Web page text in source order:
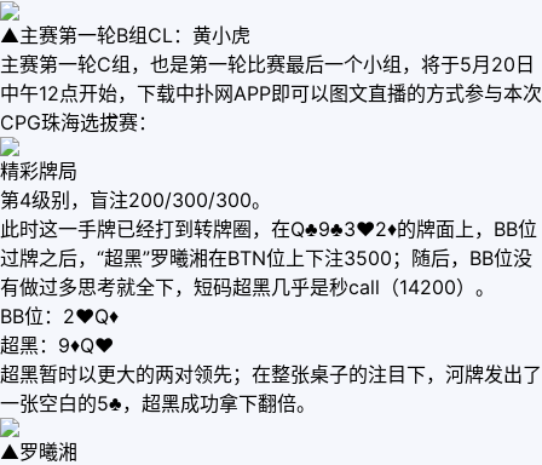
▲主赛第一轮B组CL：黄小虎
主赛第一轮C组，也是第一轮比赛最后一个小组，将于5月20日
中午12点开始，下载中扑网APP即可以图文直播的方式参与本次
CPG珠海选拔赛：
精彩牌局
第4级别，盲注200/300/300。
此时这一手牌已经打到转牌圈，在Q♣9♣3♥2♦的牌面上，BB位
过牌之后，“超黑”罗曦湘在BTN位上下注3500；随后，BB位没
有做过多思考就全下，短码超黑几乎是秒call（14200）。
BB位：2♥Q♦
超黑：9♦Q♥
超黑暂时以更大的两对领先；在整张桌子的注目下，河牌发出了
一张空白的5♣，超黑成功拿下翻倍。
▲罗曦湘